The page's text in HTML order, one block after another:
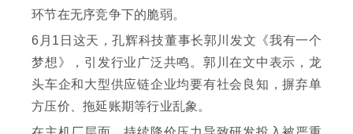
环节在无序竞争下的脆弱。
6月1日这天，孔辉科技董事长郭川发文《我有一个
梦想》，引发行业广泛共鸣。郭川在文中表示，龙
头车企和大型供应链企业均要有社会良知，摒弃单
方压价、拖延账期等行业乱象。